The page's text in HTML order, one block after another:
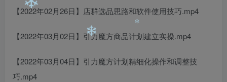
【2022年02月26日】店群选品思路和软件使用技巧.mp4
【2022年03月02日】引力魔方商品计划建立实操.mp4
【2022年03月04日】引力魔方计划精细化操作和调整技
巧.mp4
❄
❄